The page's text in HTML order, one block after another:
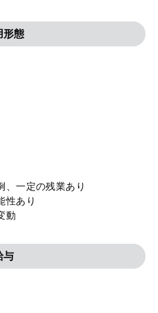
形態
一定の残業あり
性あり
動
与